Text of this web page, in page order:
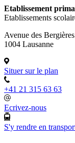
Etablissement
Etablissements
Avenue des
1004 Lausanne
Situer sur le plan
+41 21 315 63 63
Ecrivez-nous
S'y rendre en